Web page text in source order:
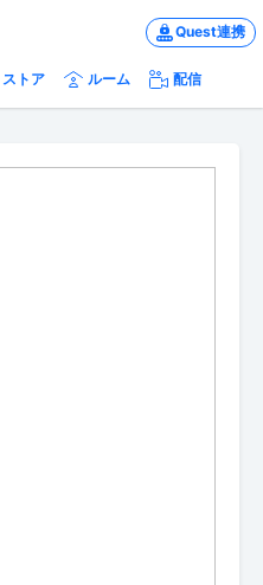
Quest連携
ストア ルーム 配信